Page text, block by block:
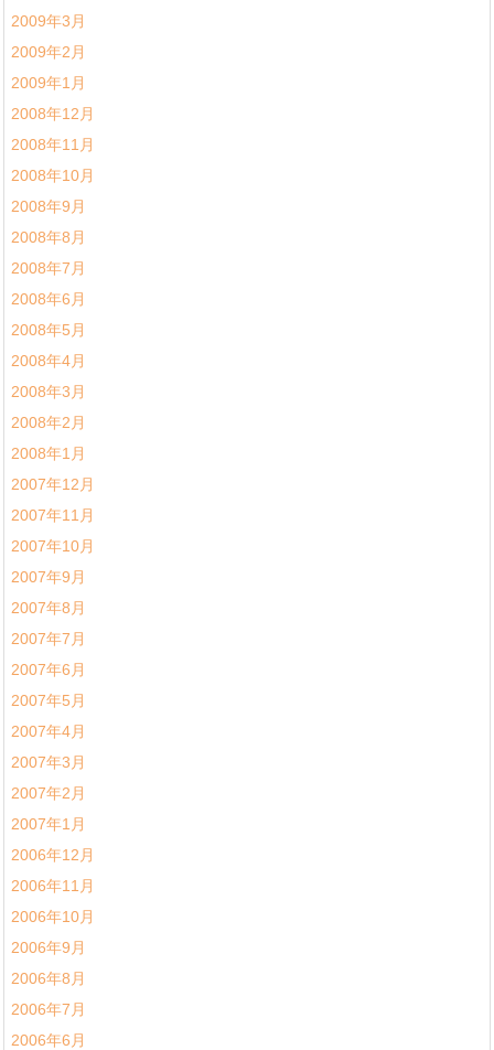
2009年3月
2009年2月
2009年1月
2008年12月
2008年11月
2008年10月
2008年9月
2008年8月
2008年7月
2008年6月
2008年5月
2008年4月
2008年3月
2008年2月
2008年1月
2007年12月
2007年11月
2007年10月
2007年9月
2007年8月
2007年7月
2007年6月
2007年5月
2007年4月
2007年3月
2007年2月
2007年1月
2006年12月
2006年11月
2006年10月
2006年9月
2006年8月
2006年7月
2006年6月